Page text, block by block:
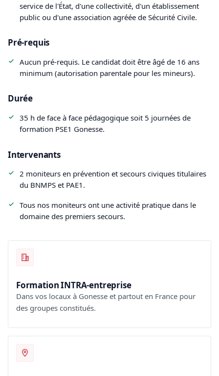
service de l'État, d'une collectivité, d'un établissement
public ou d'une association agréée de Sécurité Civile.
Pré-requis
Aucun pré-requis. Le candidat doit être âgé de 16 ans
minimum (autorisation parentale pour les mineurs).
Durée
35 h de face à face pédagogique soit 5 journées de
formation PSE1 Gonesse.
Intervenants
2 moniteurs en prévention et secours civiques titulaires
du BNMPS et PAE1.
Tous nos moniteurs ont une activité pratique dans le
domaine des premiers secours.
Formation INTRA-entreprise
Dans vos locaux à Gonesse et partout en France pour
des groupes constitués.